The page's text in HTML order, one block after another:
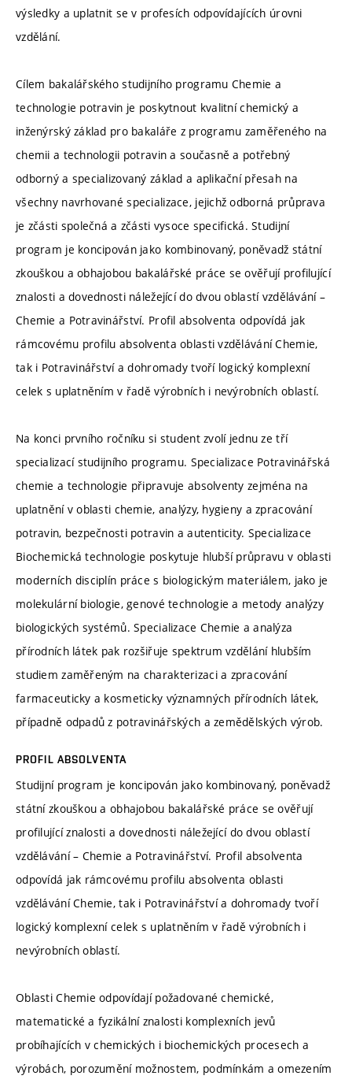
výsledky a uplatnit se v profesích odpovídajících úrovni
vzdělání.
Cílem bakalářského studijního programu Chemie a
technologie potravin je poskytnout kvalitní chemický a
inženýrský základ pro bakaláře z programu zaměřeného na
chemii a technologii potravin a současně a potřebný
odborný a specializovaný základ a aplikační přesah na
všechny navrhované specializace, jejichž odborná průprava
je zčásti společná a zčásti vysoce specifická. Studijní
program je koncipován jako kombinovaný, poněvadž státní
zkouškou a obhajobou bakalářské práce se ověřují profilující
znalosti a dovednosti náležející do dvou oblastí vzdělávání –
Chemie a Potravinářství. Profil absolventa odpovídá jak
rámcovému profilu absolventa oblasti vzdělávání Chemie,
tak i Potravinářství a dohromady tvoří logický komplexní
celek s uplatněním v řadě výrobních i nevýrobních oblastí.
Na konci prvního ročníku si student zvolí jednu ze tří
specializací studijního programu. Specializace Potravinářská
chemie a technologie připravuje absolventy zejména na
uplatnění v oblasti chemie, analýzy, hygieny a zpracování
potravin, bezpečnosti potravin a autenticity. Specializace
Biochemická technologie poskytuje hlubší průpravu v oblasti
moderních disciplín práce s biologickým materiálem, jako je
molekulární biologie, genové technologie a metody analýzy
biologických systémů. Specializace Chemie a analýza
přírodních látek pak rozšiřuje spektrum vzdělání hlubším
studiem zaměřeným na charakterizaci a zpracování
farmaceuticky a kosmeticky významných přírodních látek,
případně odpadů z potravinářských a zemědělských výrob.
PROFIL ABSOLVENTA
Studijní program je koncipován jako kombinovaný, poněvadž
státní zkouškou a obhajobou bakalářské práce se ověřují
profilující znalosti a dovednosti náležející do dvou oblastí
vzdělávání – Chemie a Potravinářství. Profil absolventa
odpovídá jak rámcovému profilu absolventa oblasti
vzdělávání Chemie, tak i Potravinářství a dohromady tvoří
logický komplexní celek s uplatněním v řadě výrobních i
nevýrobních oblastí.
Oblasti Chemie odpovídají požadované chemické,
matematické a fyzikální znalosti komplexních jevů
probíhajících v chemických i biochemických procesech a
výrobách, porozumění možnostem, podmínkám a omezením